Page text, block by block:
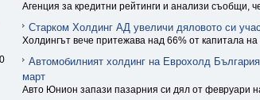
Агенция за кредитни рейтинги и анализи съобщи,
Старком Холдинг АД увеличи дяловото си
Холдингът вече притежава над 66% от капитала
Автомобилният холдинг на Еврохолд
март
Авто Юнион запази пазарния си дял от февруари